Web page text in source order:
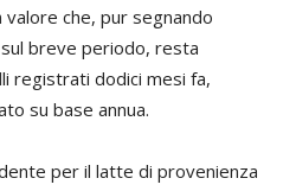
che, pur segnando
breve periodo, resta
registrati dodici mesi fa,
su base annua.
per il latte di provenienza